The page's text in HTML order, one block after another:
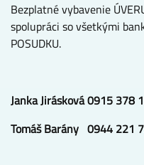
Bezplatné vybavenie
spolupráci so všetkými
POSUDKU.
Janka Jirásková 0915 378
Tomáš Barány 0944 221